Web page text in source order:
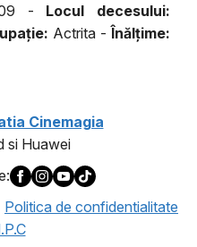
- Locul decesului:
Actrita -Înălţime:
Cinemagia
si Huawei
Politica de confidentialitate